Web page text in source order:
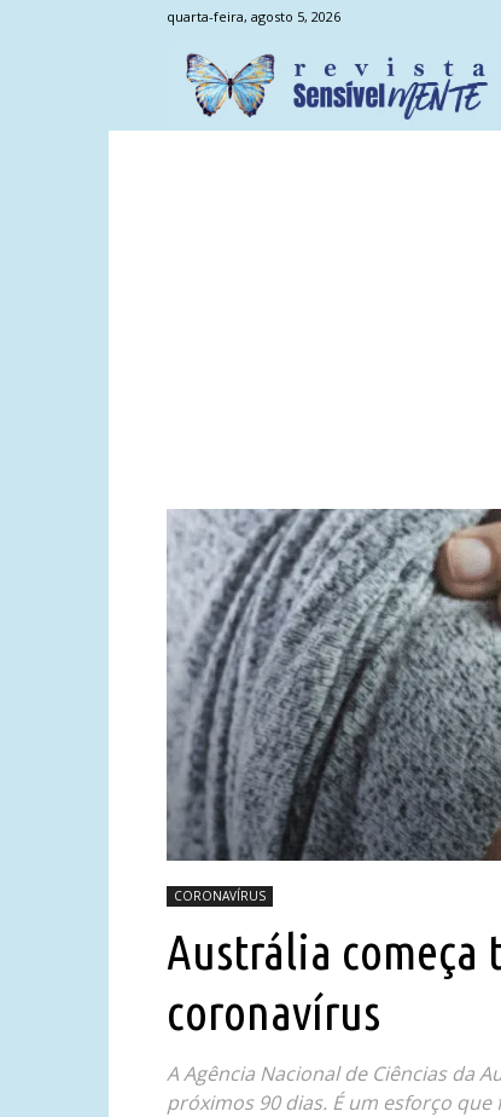
quarta-feira, agosto 5, 2026
CORONAVÍRUS
Austrália começa
coronavírus
A Agência Nacional de Ciências da
próximos 90 dias. É um esforço